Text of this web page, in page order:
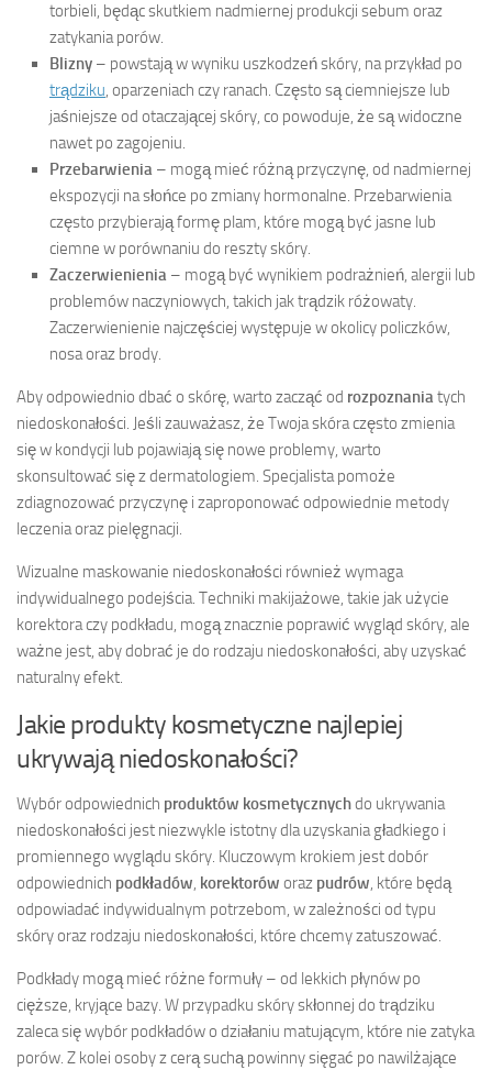
torbieli, będąc skutkiem nadmiernej produkcji sebum oraz
zatykania porów.
Blizny – powstają w wyniku uszkodzeń skóry, na przykład po
trądziku, oparzeniach czy ranach. Często są ciemniejsze lub
jaśniejsze od otaczającej skóry, co powoduje, że są widoczne
nawet po zagojeniu.
Przebarwienia – mogą mieć różną przyczynę, od nadmiernej
ekspozycji na słońce po zmiany hormonalne. Przebarwienia
często przybierają formę plam, które mogą być jasne lub
ciemne w porównaniu do reszty skóry.
Zaczerwienienia – mogą być wynikiem podrażnień, alergii lub
problemów naczyniowych, takich jak trądzik różowaty.
Zaczerwienienie najczęściej występuje w okolicy policzków,
nosa oraz brody.
Aby odpowiednio dbać o skórę, warto zacząć od rozpoznaniatych
niedoskonałości. Jeśli zauważasz, że Twoja skóra często zmienia
się w kondycji lub pojawiają się nowe problemy, warto
skonsultować się z dermatologiem. Specjalista pomoże
zdiagnozować przyczynę i zaproponować odpowiednie metody
leczenia oraz pielęgnacji.
Wizualne maskowanie niedoskonałości również wymaga
indywidualnego podejścia. Techniki makijażowe, takie jak użycie
korektora czy podkładu, mogą znacznie poprawić wygląd skóry, ale
ważne jest, aby dobrać je do rodzaju niedoskonałości, aby uzyskać
naturalny efekt.
Jakie produkty kosmetyczne najlepiej
ukrywają niedoskonałości?
Wybór odpowiednich produktów kosmetycznychdo ukrywania
niedoskonałości jest niezwykle istotny dla uzyskania gładkiego i
promiennego wyglądu skóry. Kluczowym krokiem jest dobór
odpowiednich podkładów, korektorów oraz pudrów, które będą
odpowiadać indywidualnym potrzebom, w zależności od typu
skóry oraz rodzaju niedoskonałości, które chcemy zatuszować.
Podkłady mogą mieć różne formuły – od lekkich płynów po
cięższe, kryjące bazy. W przypadku skóry skłonnej do trądziku
zaleca się wybór podkładów o działaniu matującym, które nie zatyka
porów. Z kolei osoby z cerą suchą powinny sięgać po nawilżające